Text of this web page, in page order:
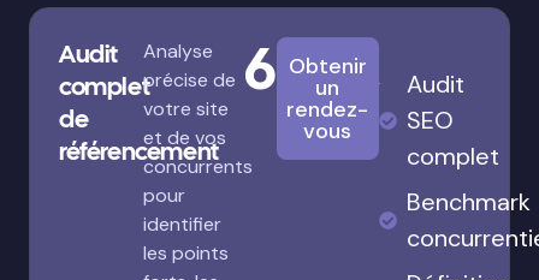
Audit
complet
de
référencement
Analyse
précise de
votre site
et de vos
concurrents
pour
identifier
les points
680€
Obtenir
un
rendez-
vous
Audit
SEO
complet
Benchmark